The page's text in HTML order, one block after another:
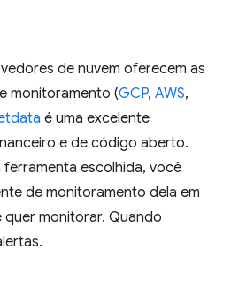
de nuvem oferecem as
monitoramento (GCP, AWS,
é uma excelente
e de código aberto.
escolhida, você
de monitoramento dela em
monitorar. Quando